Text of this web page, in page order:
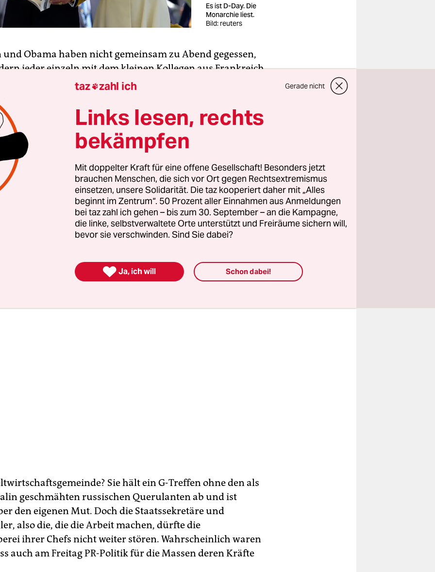
Es ist D-Day. Die
Monarchie liest.
Bild: reuters
Obama haben nicht gemeinsam zu Abend gegessen,
jeder einzeln mit dem kleinen Kollegen aus Frankreich
der angesichts der immer größer werdenden Le Pen
in die Tonne tritt, so schnell kann man gar
Die gern als allzu akademisch abgetane Einschätzung,
die rechten Parteien als die sich ihnen andienenden
Politiker rechte Tendenzen in den Gesellschaften
– sie bekommt dieser Tage viel frische
die Ukrainekrise weiter, und die Sparweltmeisterin
den milliardenschweren designierten ukrainischen
Poroschenko gleichfalls zur einvernehmlichen
nach Sonnenuntergang. Er – dank krasser
anderen Schmiergeldhahn zudrehen und hofft dabei und
deutsche Hilfe.
Sie hält ein G-Treffen ohne den als
geschmähten russischen Querulanten ab und ist
den eigenen Mut. Doch die Staatssekretäre und
also die, die die Arbeit machen, dürfte die
ihrer Chefs nicht weiter stören. Wahrscheinlich waren
auch am Freitag PR-Politik für die Massen deren Kräfte
taz zahl ich Gerade nicht
Links lesen, rechts
bekämpfen
Mit doppelter Kraft für eine offene Gesellschaft! Besonders jetzt
brauchen Menschen, die sich vor Ort gegen Rechtsextremismus
einsetzen, unsere Solidarität. Die taz kooperiert daher mit „Alles
beginnt im Zentrum“. 50 Prozent aller Einnahmen aus Anmeldungen
bei taz zahl ich gehen – bis zum 30. September – an die Kampagne,
die linke, selbstverwaltete Orte unterstützt und Freiräume sichern will,
bevor sie verschwinden. Sind Sie dabei?
 Ja, ich will Schon dabei!